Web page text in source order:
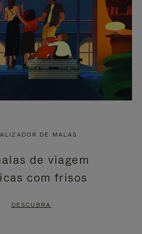
DE MALAS
de viagem
com frisos
DESCUBRA